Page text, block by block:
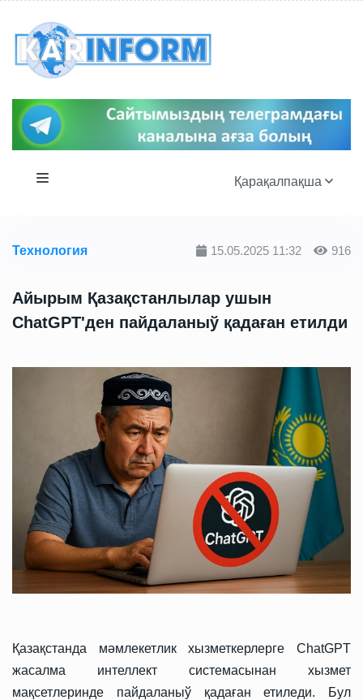
Қарақалпақша
Технология 15.05.2025 11:32 916
Айырым Қазақстанлылар ушын
ChatGPT'ден пайдаланыў қадаған етилди
Қазақстанда мәмлекетлик хызметкерлерге ChatGPT
жасалма интеллект системасынан хызмет
мақсетлеринде пайдаланыў қадаған етиледи. Бул